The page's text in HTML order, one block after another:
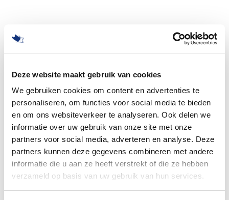
Deze website maakt gebruik van cookies
We gebruiken cookies om content en advertenties te
personaliseren, om functies voor social media te bieden
en om ons websiteverkeer te analyseren. Ook delen we
informatie over uw gebruik van onze site met onze
partners voor social media, adverteren en analyse. Deze
partners kunnen deze gegevens combineren met andere
informatie die u aan ze heeft verstrekt of die ze hebben
verzameld op basis van uw gebruik van hun services.